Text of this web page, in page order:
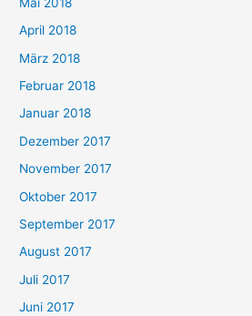
April 2018
März 2018
Februar 2018
Januar 2018
Dezember 2017
November 2017
Oktober 2017
September 2017
August 2017
Juli 2017
Juni 2017